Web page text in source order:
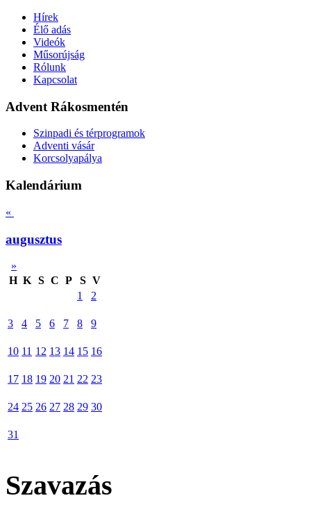
Hírek
Élő adás
Videók
Műsorújság
Rólunk
Kapcsolat
Advent Rákosmentén
Szinpadi és térprogramok
Adventi vásár
Korcsolyapálya
Kalendárium
«
augusztus
»
H K S C P S V
1
2
3 4 5 6 7 8 9
10 11 12 13 14 15 16
17 18 19 20 21 22 23
24 25 26 27 28 29 30
31
Szavazás